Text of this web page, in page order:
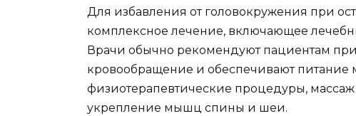
Для избавления от головокружения при
комплексное лечение, включающее
Врачи обычно рекомендуют пациентам
кровообращение и обеспечивают питание
физиотерапевтические процедуры,
укрепление мышц спины и шеи.